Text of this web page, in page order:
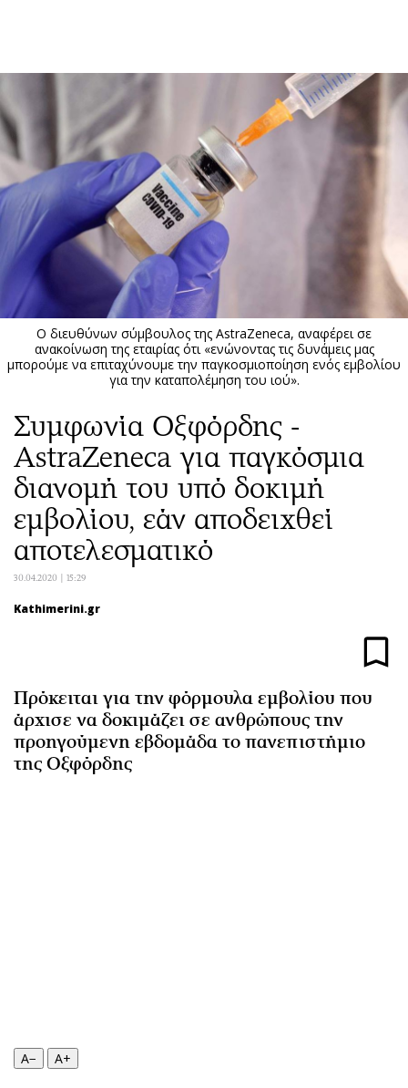
ΚΑΤΗΓΟΡΙΕΣ ΣΥΝΔΕΣΗ
Κύπρος
Παιδεία
Υγεία
Πολιτική
Βουλευτικές 2026
Εκλογές 2024
Προεδρικές 2023
Δημοσκοπήσεις
Αθλητισμός
Κύπρος
Ελλάδα
Διεθνή
Κληρώσεις Allwyn
Οικονομική
Οικονομία
Real Estate
Money Review
AstroBank Properties
Trends
Ενέργεια
Βιβλίο
Απόψεις
Υγεία
Αγγελίες
Ενοικιάζονται
Πωλούνται
Ζητούν εργασία
Geek
Νέα
Κινητά-tablets
Social
Αυτοκίνηση
Πρόσωπα
Περιβάλλον
Good Life
Ο διευθύνων σύμβουλος της AstraZeneca, αναφέρει σε
ανακοίνωση της εταιρίας ότι «ενώνοντας τις δυνάμεις μας
μπορούμε να επιταχύνουμε την παγκοσμιοποίηση ενός εμβολίου
για την καταπολέμηση του ιού».
Συμφωνία Οξφόρδης -
AstraZeneca για παγκόσμια
διανομή του υπό δοκιμή
εμβολίου, εάν αποδειχθεί
αποτελεσματικό
30.04.2020 | 15:29
Kathimerini.gr
Πρόκειται για την φόρμουλα εμβολίου που
άρχισε να δοκιμάζει σε ανθρώπους την
προηγούμενη εβδομάδα το πανεπιστήμιο
της Οξφόρδης
A− A+